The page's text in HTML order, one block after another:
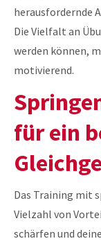
herausfordernde
Die Vielfalt an
werden können,
motivierend.
für ein
Das Training mit
Vielzahl von
schärfen und